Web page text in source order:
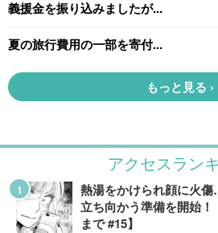
アクセスラン
熱湯をかけられ顔に火
立ち向かう準備を開始
まで #15】